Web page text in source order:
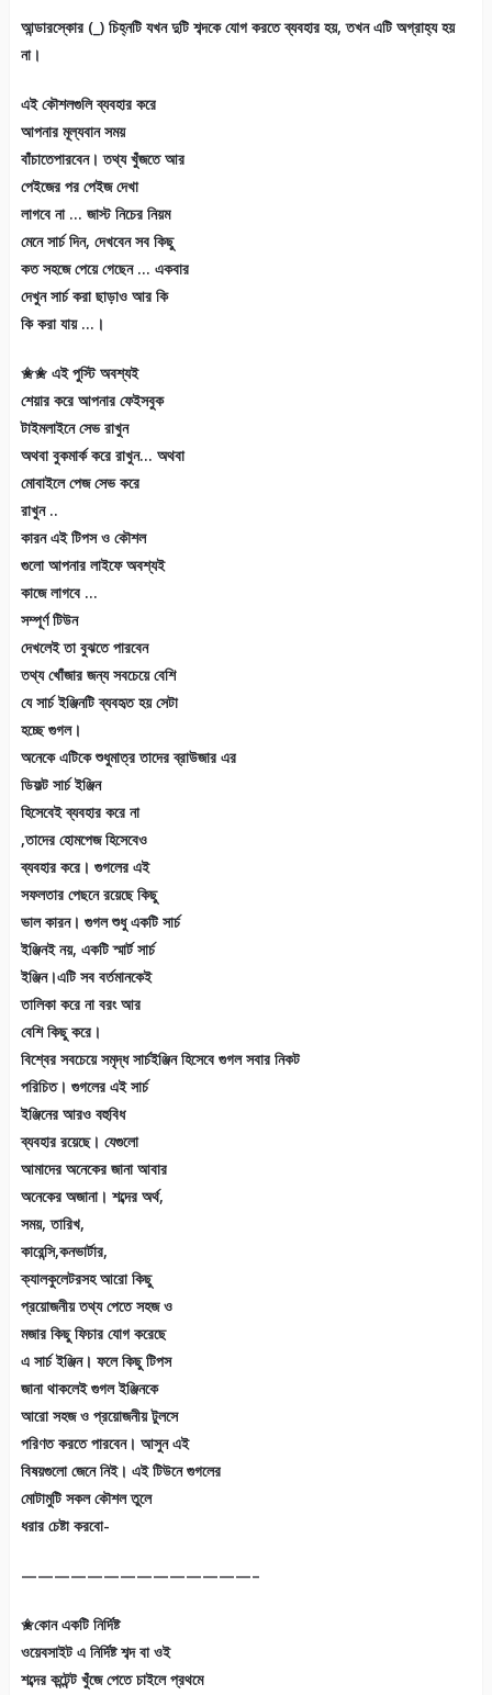
আন্ডারস্কোর (_) চিহ্নটি যখন দুটি শব্দকে যোগ করতে ব্যবহার হয়, তখন এটি অগ্রাহ্য হয়
না।
এই কৌশলগুলি ব্যবহার করে
আপনার মূল্যবান সময়
বাঁচাতেপারবেন। তথ্য খুঁজতে আর
পেইজের পর পেইজ দেখা
লাগবে না … জাস্ট নিচের নিয়ম
মেনে সার্চ দিন, দেখবেন সব কিছু
কত সহজে পেয়ে গেছেন … একবার
দেখুন সার্চ করা ছাড়াও আর কি
কি করা যায় …।
✬✬ এই পুস্টি অবশ্যই
শেয়ার করে আপনার ফেইসবুক
টাইমলাইনে সেভ রাখুন
অথবা বুকমার্ক করে রাখুন… অথবা
মোবাইলে পেজ সেভ করে
রাখুন ..
কারন এই টিপস ও কৌশল
গুলো আপনার লাইফে অবশ্যই
কাজে লাগবে …
সম্পূর্ণ টিউন
দেখলেই তা বুঝতে পারবেন
তথ্য খোঁজার জন্য সবচেয়ে বেশি
যে সার্চ ইঞ্জিনটি ব্যবহৃত হয় সেটা
হচ্ছে গুগল।
অনেকে এটিকে শুধুমাত্র তাদের ব্রাউজার এর
ডিফল্ট সার্চ ইঞ্জিন
হিসেবেই ব্যবহার করে না
,তাদের হোমপেজ হিসেবেও
ব্যবহার করে। গুগলের এই
সফলতার পেছনে রয়েছে কিছু
ভাল কারন। গুগল শুধু একটি সার্চ
ইঞ্জিনই নয়, একটি স্মার্ট সার্চ
ইঞ্জিন।এটি সব বর্তমানকেই
তালিকা করে না বরং আর
বেশি কিছু করে।
বিশ্বের সবচেয়ে সমৃদ্ধ সার্চইঞ্জিন হিসেবে গুগল সবার নিকট
পরিচিত। গুগলের এই সার্চ
ইঞ্জিনের আরও বহুবিধ
ব্যবহার রয়েছে। যেগুলো
আমাদের অনেকের জানা আবার
অনেকের অজানা। শব্দের অর্থ,
সময়, তারিখ,
কারেন্সি,কনভার্টার,
ক্যালকুলেটরসহ আরো কিছু
প্রয়োজনীয় তথ্য পেতে সহজ ও
মজার কিছু ফিচার যোগ করেছে
এ সার্চ ইঞ্জিন। ফলে কিছু টিপস
জানা থাকলেই গুগল ইঞ্জিনকে
আরো সহজ ও প্রয়োজনীয় টুলসে
পরিণত করতে পারবেন। আসুন এই
বিষয়গুলো জেনে নিই। এই টিউনে গুগলের
মোটামুটি সকল কৌশল তুলে
ধরার চেষ্টা করবো-
——————————————–
✬কোন একটি নির্দিষ্ট
ওয়েবসাইট এ নির্দিষ্ট শব্দ বা ওই
শব্দের কন্টেন্ট খুঁজে পেতে চাইলে প্রথমে